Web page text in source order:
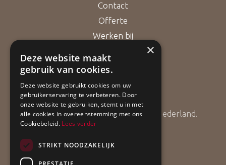
Contact
Offerte
Werken bij
Bouwgarant
ApollBouw is lid van Bouwgarant Nederland.
×
Deze website maakt
gebruik van cookies.
Deze website gebruikt cookies om uw
gebruikerservaring te verbeteren. Door
onze website te gebruiken, stemt u in met
alle cookies in overeenstemming met ons
Cookiebeleid. Lees verder
STRIKT NOODZAKELIJK